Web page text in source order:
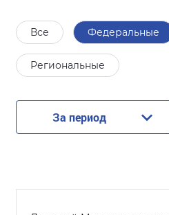
Все Федеральные
Региональные
За период